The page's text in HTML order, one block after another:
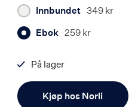
Innbundet 349 kr
Ebok 259 kr
Kjøp hos Norli
På lager
9788203398582